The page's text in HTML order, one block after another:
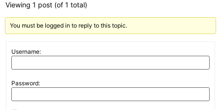
Viewing 1 post (of 1 total)
You must be logged in to reply to this topic.
Username:
Password: